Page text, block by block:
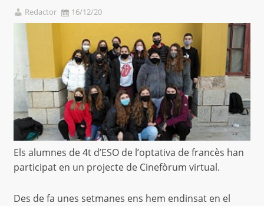
Redactor 16/12/20
Els alumnes de 4t d’ESO de l’optativa de francès han
participat en un projecte de Cinefòrum virtual.
Des de fa unes setmanes ens hem endinsat en el